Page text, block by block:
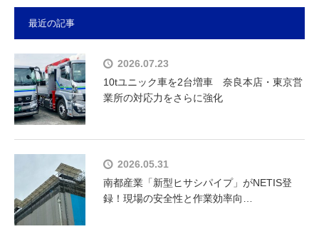
最近の記事
2026.07.23
10tユニック車を2台増車 奈良本店・東京営
業所の対応力をさらに強化
2026.05.31
南都産業「新型ヒサシパイプ」がNETIS登
録！現場の安全性と作業効率向…